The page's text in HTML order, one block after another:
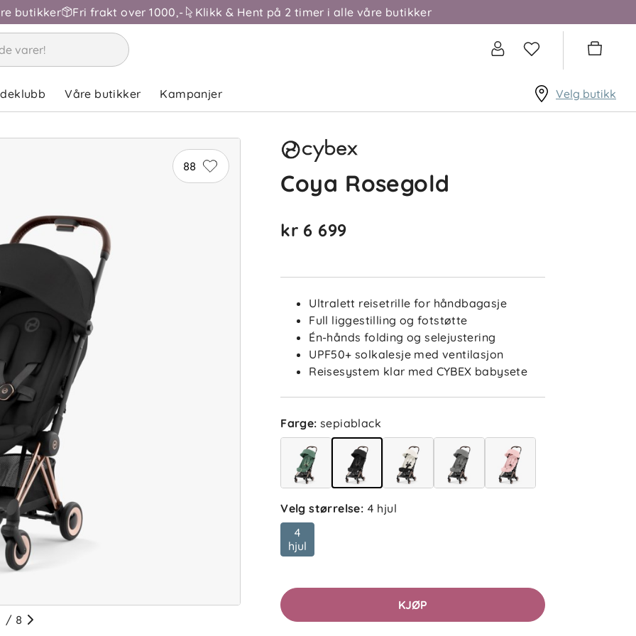
butikker Fri frakt over 1000,- Klikk & Hent på 2 timer i alle våre butikker
Våre butikker Kampanjer Velg butikk
88
/ 8
Coya Rosegold
kr 6 699
Ultralett reisetrille for håndbagasje
Full liggestilling og fotstøtte
Én-hånds folding og selejustering
UPF50+ solkalesje med ventilasjon
Reisesystem klar med CYBEX babysete
Farge: sepiablack
Velg størrelse: 4 hjul
4
hjul
KJØP